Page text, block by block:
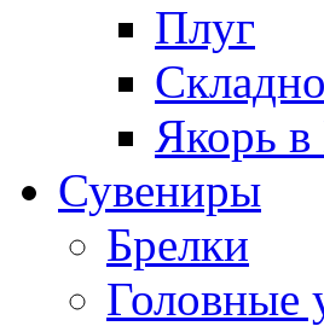
Плуг
Якорь
Сувениры
Брелки
Головные